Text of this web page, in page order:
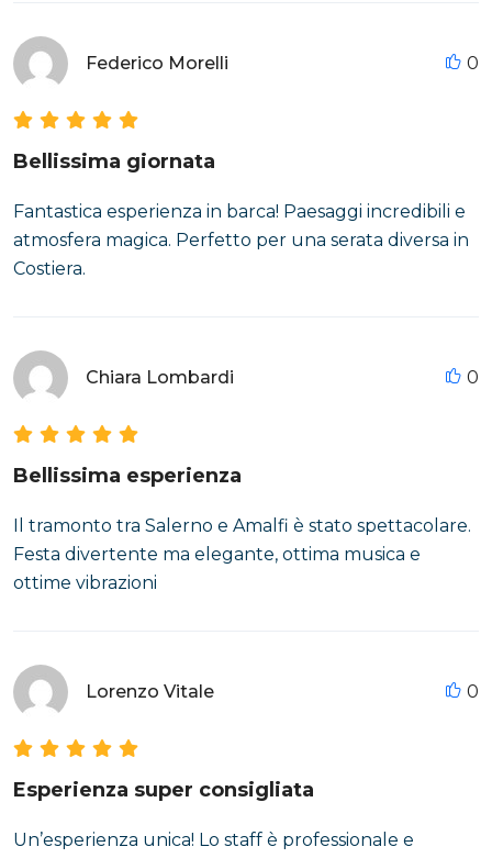
Federico Morelli 0
Bellissima giornata
Fantastica esperienza in barca! Paesaggi incredibili e
atmosfera magica. Perfetto per una serata diversa in
Costiera.
Chiara Lombardi 0
Bellissima esperienza
Il tramonto tra Salerno e Amalfi è stato spettacolare.
Festa divertente ma elegante, ottima musica e
ottime vibrazioni
Lorenzo Vitale 0
Esperienza super consigliata
Un’esperienza unica! Lo staff è professionale e